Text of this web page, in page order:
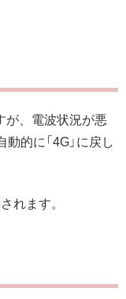
が、電波状況が悪
的に「4G」に戻し
れます。